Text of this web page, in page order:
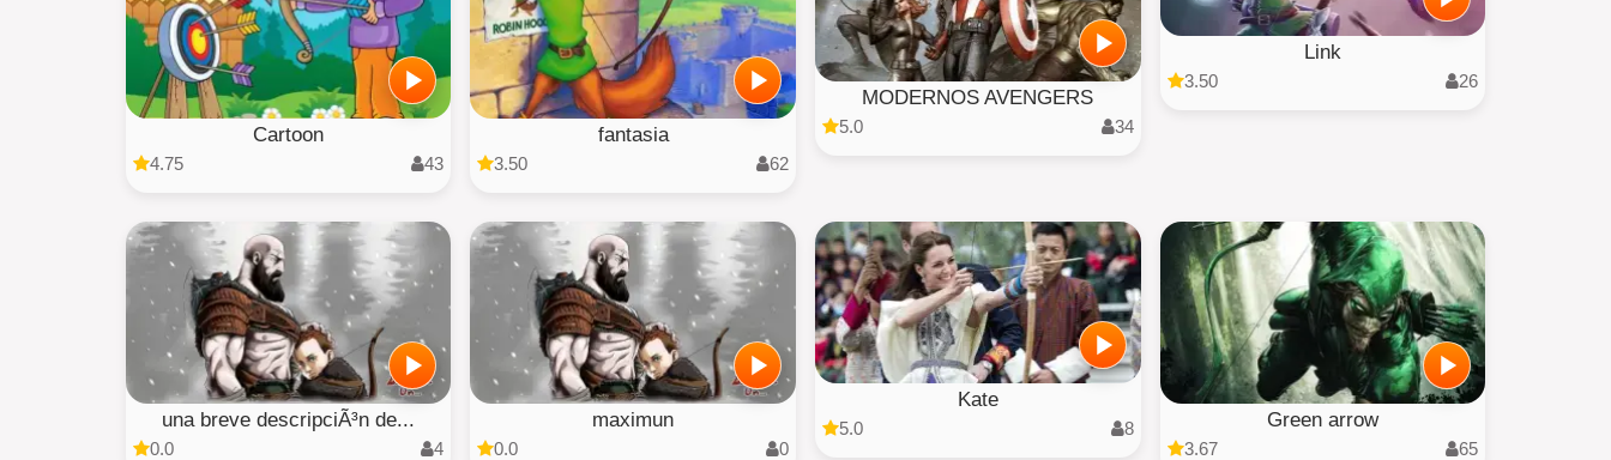
Cartoon
4.75 43
fantasia
3.50 62
MODERNOS AVENGERS
5.0 34
Link
3.50 26
una breve descripciÃ³n de...
0.0 4
maximun
0.0 0
Kate
5.0 8 Green arrow
3.67 65